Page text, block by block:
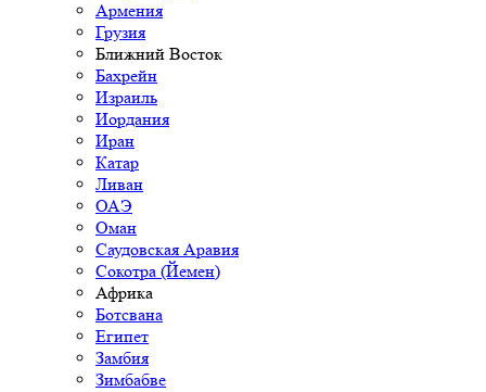
Армения
Грузия
Ближний Восток
Бахрейн
Израиль
Иордания
Иран
Катар
Ливан
ОАЭ
Оман
Саудовская Аравия
Сокотра (Йемен)
Африка
Ботсвана
Египет
Замбия
Зимбабве